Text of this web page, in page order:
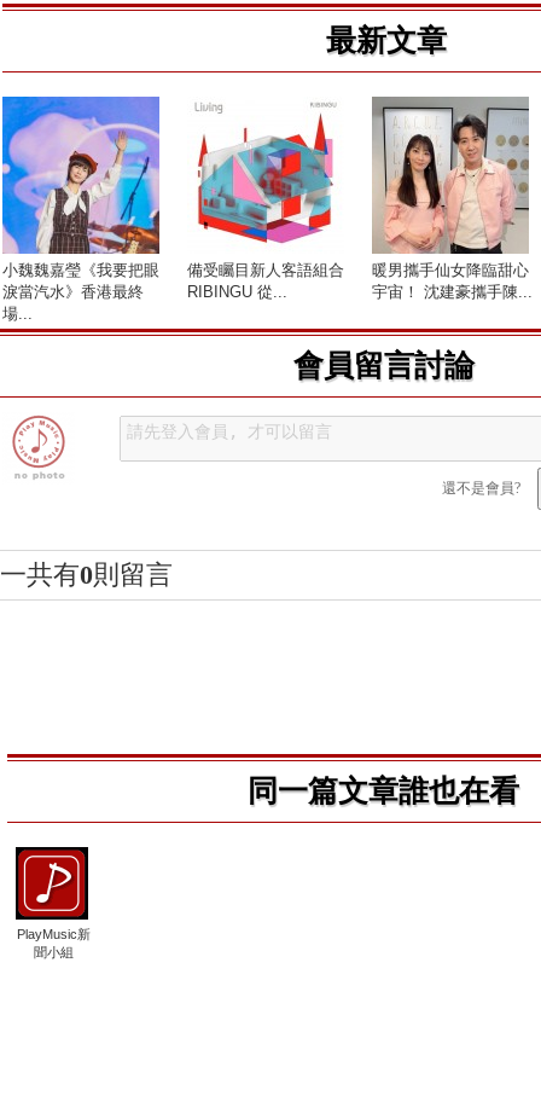
最新文章
小魏魏嘉瑩《我要把眼
淚當汽水》香港最終
場...
備受矚目新人客語組合
RIBINGU 從...
暖男攜手仙女降臨甜心
宇宙！ 沈建豪攜手陳...
會員留言討論
還不是會員?
一共有0則留言
同一篇文章誰也在看
PlayMusic新
聞小組